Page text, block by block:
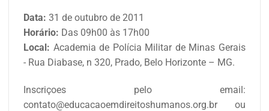
Data: 31 de outubro de 2011
Horário: Das 09h00 às 17h00
Local: Academia de Polícia Militar de Minas Gerais
- Rua Diabase, n 320, Prado, Belo Horizonte – MG.
Inscriçoes pelo email:
contato@educacaoemdireitoshumanos.org.br ou